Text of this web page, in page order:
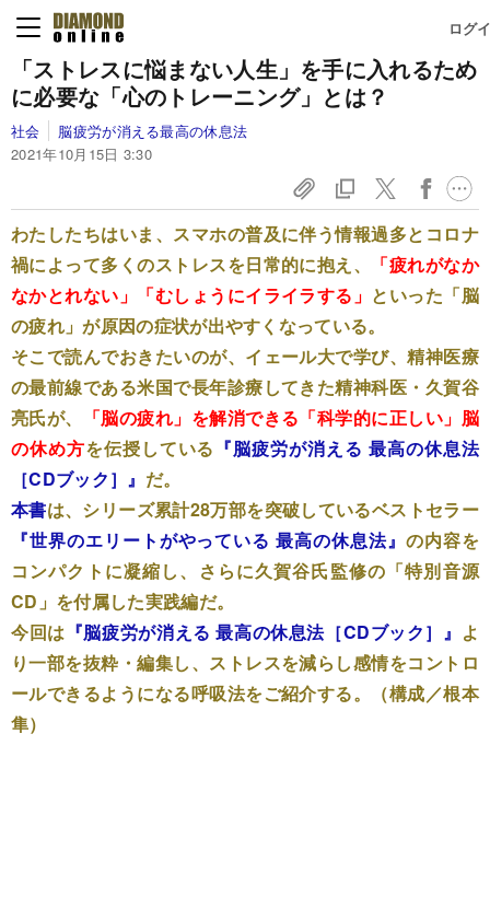
ログ
「ストレスに悩まない人生」を手に入れるため
に必要な「心のトレーニング」とは？
社会
脳疲労が消える最高の休息法
2021年10月15日 3:30
わたしたちはいま、スマホの普及に伴う情報過多とコロナ
禍によって多くのストレスを日常的に抱え、
「疲れがなか
なかとれない」「むしょうにイライラする」 といった「脳
の疲れ」が原因の症状が出やすくなっている。
そこで読んでおきたいのが、イェール大で学び、精神医療
の最前線である米国で長年診療してきた精神科医・久賀谷
亮氏が、
「脳の疲れ」を解消できる「科学的に正しい」脳
の休め方を伝授している 『脳疲労が消える 最高の休息法
［CDブック］』 だ。
本書は、シリーズ累計28万部を突破しているベストセラー
『世界のエリートがやっている 最高の休息法』 の内容を
コンパクトに凝縮し、さらに久賀谷氏監修の「特別音源
CD」を付属した実践編だ。
今回は 『脳疲労が消える 最高の休息法［CDブック］』 よ
り一部を抜粋・編集し、ストレスを減らし感情をコントロ
ールできるようになる呼吸法をご紹介する。（構成／根本
隼）